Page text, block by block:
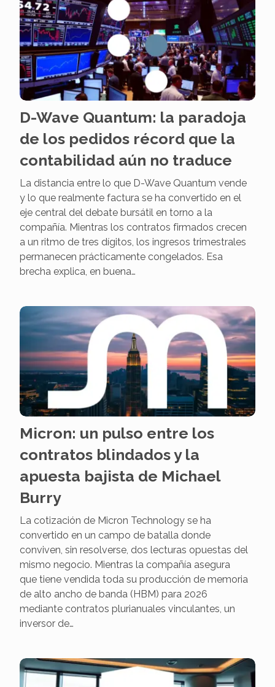
D-Wave Quantum: la paradoja
de los pedidos récord que la
contabilidad aún no traduce
La distancia entre lo que D-Wave Quantum vende
y lo que realmente factura se ha convertido en el
eje central del debate bursátil en torno a la
compañía. Mientras los contratos firmados crecen
a un ritmo de tres dígitos, los ingresos trimestrales
permanecen prácticamente congelados. Esa
brecha explica, en buena…
Micron: un pulso entre los
contratos blindados y la
apuesta bajista de Michael
Burry
La cotización de Micron Technology se ha
convertido en un campo de batalla donde
conviven, sin resolverse, dos lecturas opuestas del
mismo negocio. Mientras la compañía asegura
que tiene vendida toda su producción de memoria
de alto ancho de banda (HBM) para 2026
mediante contratos plurianuales vinculantes, un
inversor de…